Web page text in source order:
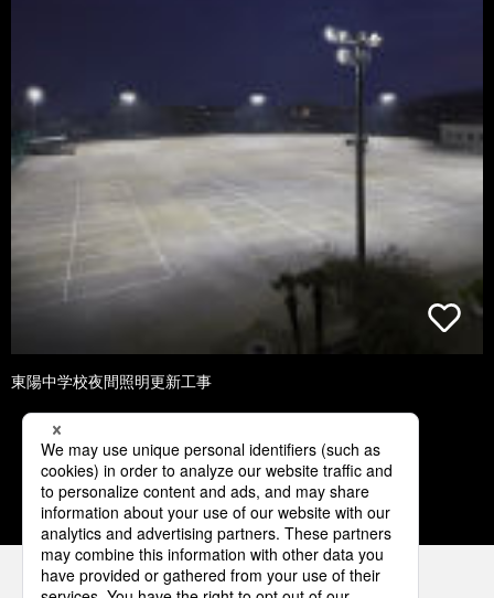
東陽中学校夜間照明更新工事
2 3 4 5 6
パナソニックの電気設備 SNSアカウント